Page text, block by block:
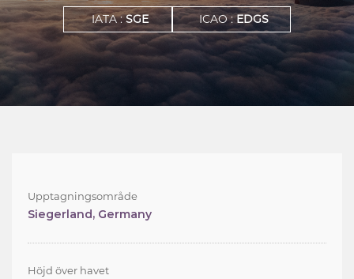
IATA :SGE ICAO :EDGS
Upptagningsområde
Siegerland, Germany
Höjd över havet